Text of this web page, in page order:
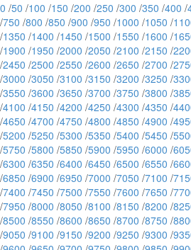
0 /50 /100 /150 /200 /250 /300 /350 /400 /
/750 /800 /850 /900 /950 /1000 /1050 /
/1350 /1400 /1450 /1500 /1550 /1600 /
/1900 /1950 /2000 /2050 /2100 /2150 /
/2450 /2500 /2550 /2600 /2650 /2700 /
/3000 /3050 /3100 /3150 /3200 /3250 /
/3550 /3600 /3650 /3700 /3750 /3800 /
/4100 /4150 /4200 /4250 /4300 /4350 /
/4650 /4700 /4750 /4800 /4850 /4900 /
/5200 /5250 /5300 /5350 /5400 /5450 /
/5750 /5800 /5850 /5900 /5950 /6000 /
/6300 /6350 /6400 /6450 /6500 /6550 /
/6850 /6900 /6950 /7000 /7050 /7100 /
/7400 /7450 /7500 /7550 /7600 /7650 /
/7950 /8000 /8050 /8100 /8150 /8200 /
/8500 /8550 /8600 /8650 /8700 /8750 /
/9050 /9100 /9150 /9200 /9250 /9300 /